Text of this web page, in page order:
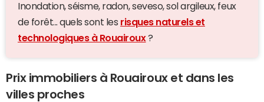
Inondation, séisme, radon, seveso, sol argileux, feux
de forêt... quels sont les risques naturels et
technologiques à Rouairoux?
Prix immobiliers à Rouairoux et dans les
villes proches